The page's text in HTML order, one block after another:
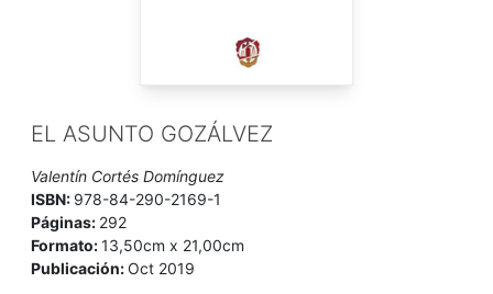
EL ASUNTO GOZÁLVEZ
Valentín Cortés Domínguez
ISBN: 978-84-290-2169-1
Páginas: 292
Formato:13,50cm x 21,00cm
Publicación:Oct 2019